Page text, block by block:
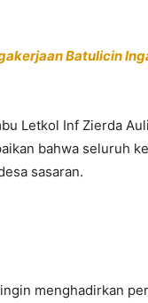
Batulicin
Letkol Inf Zierda
bahwa seluruh
sasaran.
menghadirkan